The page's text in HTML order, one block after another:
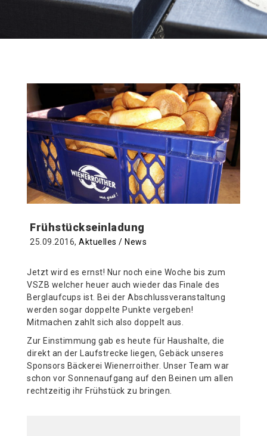
Frühstückseinladung
25.09.2016, Aktuelles / News
Jetzt wird es ernst! Nur noch eine Woche bis zum
VSZB welcher heuer auch wieder das Finale des
Berglaufcups ist. Bei der Abschlussveranstaltung
werden sogar doppelte Punkte vergeben!
Mitmachen zahlt sich also doppelt aus.
Zur Einstimmung gab es heute für Haushalte, die
direkt an der Laufstrecke liegen, Gebäck unseres
Sponsors Bäckerei Wienerroither. Unser Team war
schon vor Sonnenaufgang auf den Beinen um allen
rechtzeitig ihr Frühstück zu bringen.